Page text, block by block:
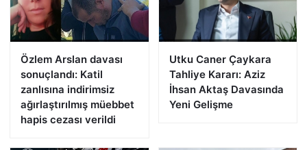
Özlem Arslan davası
sonuçlandı: Katil
zanlısına indirimsiz
ağırlaştırılmış müebbet
hapis cezası verildi
Utku Caner Çaykara
Tahliye Kararı: Aziz
İhsan Aktaş Davasında
Yeni Gelişme